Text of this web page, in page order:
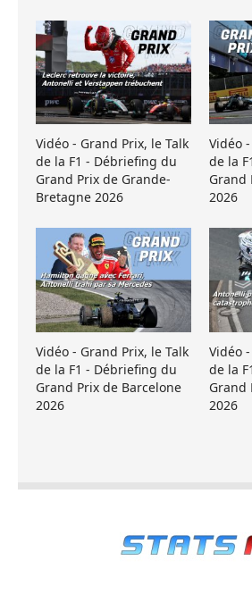
Vidéo - Grand Prix, le Talk
de la F1 - Débriefing du
Grand Prix de Grande-
Bretagne 2026
Vidéo
de la
Grand
2026
Vidéo - Grand Prix, le Talk
de la F1 - Débriefing du
Grand Prix de Barcelone
2026
Vidéo
de la
Grand
2026